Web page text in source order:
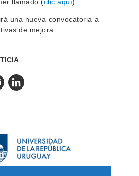
una nueva convocatoria a
de mejora.
Email